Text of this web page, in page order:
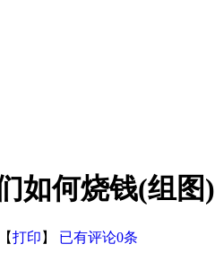
如何烧钱(组图)
打印 】 已有评论0条